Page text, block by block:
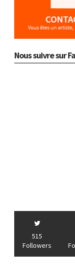
Nous suivre sur
515
Followers